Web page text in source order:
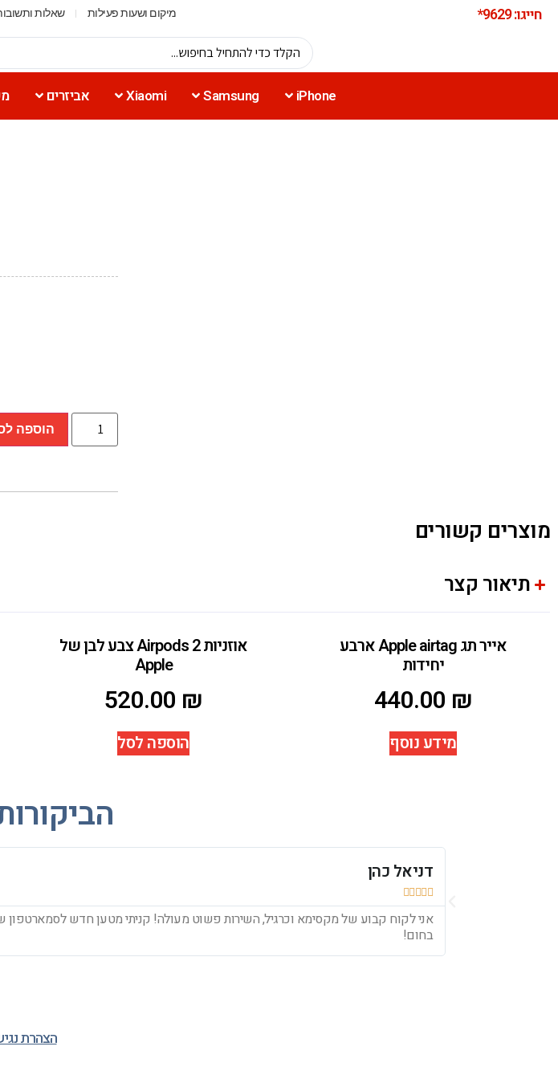
חייגו: 9629* מיקום ושעות פעילות שאלות
iPhone
Samsung
Xiaomi אביזרים
הוספה
מוצרים קשורים
תיאור קצר
אייר תג Apple airtag ארבע
יחידות
440.00 ₪
מידע נוסף
אוזניות Airpods 2 צבע לבן של
Apple
520.00 ₪
הוספה לסל
דניאל כהן





אני לקוח קבוע של מקסימא וכרגיל, השירות פשוט מעולה! קניתי מטען חדש לסמארטפון
בחום!
הצהרת